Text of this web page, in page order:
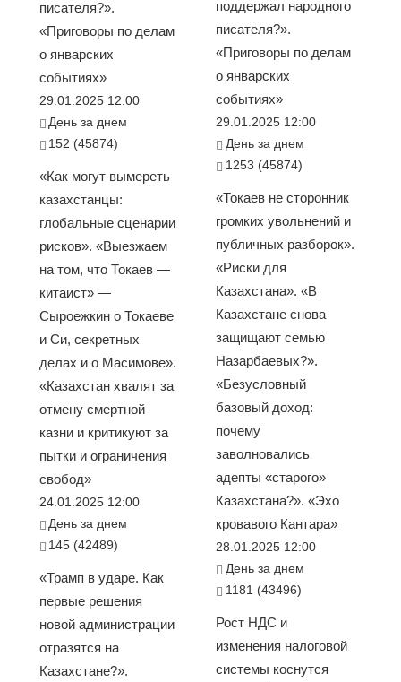
писателя?».
«Приговоры по делам
о январских
событиях»
29.01.2025 12:00
День за днем
152 (45874)
«Как могут вымереть
казахстанцы:
глобальные сценарии
рисков». «Выезжаем
на том, что Токаев —
китаист» —
Сыроежкин о Токаеве
и Си, секретных
делах и о Масимове».
«Казахстан хвалят за
отмену смертной
казни и критикуют за
пытки и ограничения
свобод»
24.01.2025 12:00
День за днем
145 (42489)
«Трамп в ударе. Как
первые решения
новой администрации
отразятся на
Казахстане?».
поддержал народного
писателя?».
«Приговоры по делам
о январских
событиях»
29.01.2025 12:00
День за днем
1253 (45874)
«Токаев не сторонник
громких увольнений и
публичных разборок».
«Риски для
Казахстана». «В
Казахстане снова
защищают семью
Назарбаевых?».
«Безусловный
базовый доход:
почему
заволновались
адепты «старого»
Казахстана?». «Эхо
кровавого Кантара»
28.01.2025 12:00
День за днем
1181 (43496)
Рост НДС и
изменения налоговой
системы коснутся